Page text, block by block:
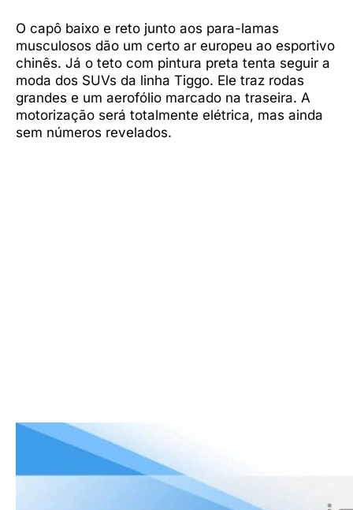
O capô baixo e reto junto aos para-lamas
musculosos dão um certo ar europeu ao esportivo
chinês. Já o teto com pintura preta tenta seguir a
moda dos SUVs da linha Tiggo. Ele traz rodas
grandes e um aerofólio marcado na traseira. A
motorização será totalmente elétrica, mas ainda
sem números revelados.